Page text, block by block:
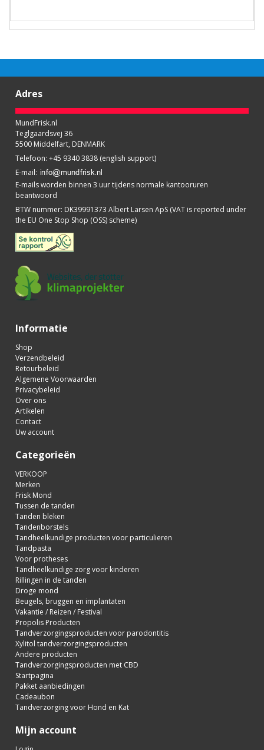
Adres
MundFrisk.nl
Teglgaardsvej 36
5500 Middelfart, DENMARK
Telefoon: +45 9340 3838 (english support)
E-mail:
E-mails worden binnen 3 uur tijdens normale kantooruren
beantwoord
BTW nummer: DK39991373 Albert Larsen ApS (VAT is reported under
the EU One Stop Shop (OSS) scheme)
Informatie
Shop
Verzendbeleid
Retourbeleid
Algemene Voorwaarden
Privacybeleid
Over ons
Artikelen
Contact
Uw account
Categorieën
VERKOOP
Merken
Frisk Mond
Tussen de tanden
Tanden bleken
Tandenborstels
Tandheelkundige producten voor particulieren
Tandpasta
Voor protheses
Tandheelkundige zorg voor kinderen
Rillingen in de tanden
Droge mond
Beugels, bruggen en implantaten
Vakantie / Reizen / Festival
Propolis Producten
Tandverzorgingsproducten voor parodontitis
Xylitol tandverzorgingsproducten
Andere producten
Tandverzorgingsproducten met CBD
Startpagina
Pakket aanbiedingen
Cadeaubon
Tandverzorging voor Hond en Kat
Mijn account